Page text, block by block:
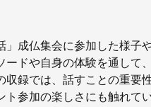
成仏集会に参加した様子
ードや自身の体験を通して
録では、話すことの重要
参加の楽しさにも触れてい